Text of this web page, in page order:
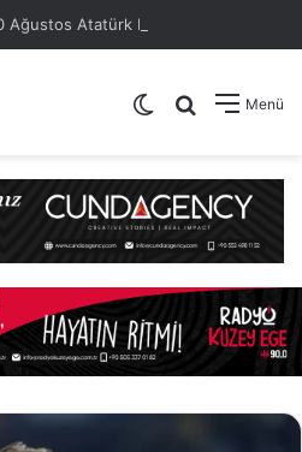
Menü
Arama yap
Dış görünümü